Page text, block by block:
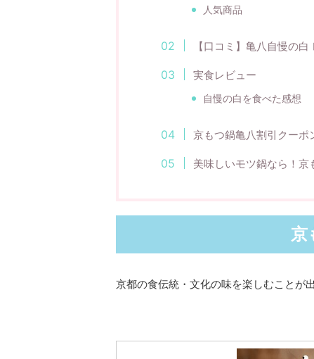
人気商品
【口コミ】亀八自慢の白
実食レビュー
自慢の白を食べた感想
京もつ鍋亀八割引クーポ
美味しいモツ鍋なら！京
京
京都の食伝統・文化の味を楽しむことが